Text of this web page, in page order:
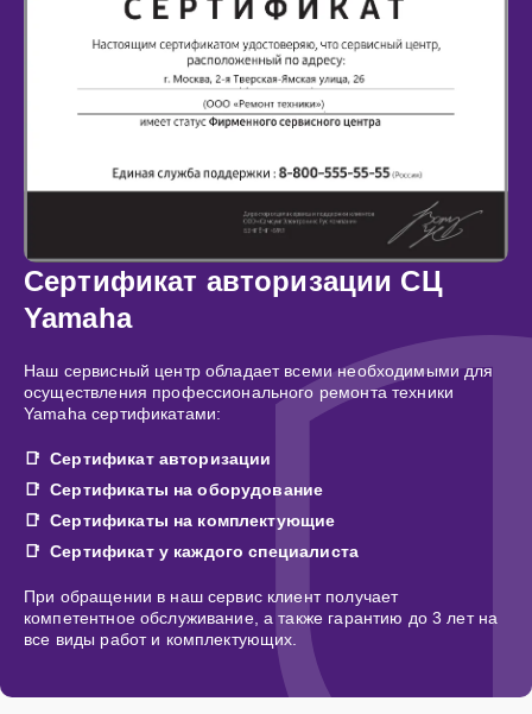
Сертификат авторизации СЦ
Yamaha
Наш сервисный центр обладает всеми необходимыми для
осуществления профессионального ремонта техники
Yamaha сертификатами:
Сертификат авторизации
Сертификаты на оборудование
Сертификаты на комплектующие
Сертификат у каждого специалиста
При обращении в наш сервис клиент получает
компетентное обслуживание, а также гарантию до 3 лет на
все виды работ и комплектующих.